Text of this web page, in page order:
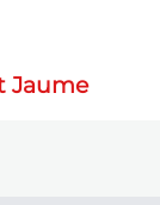
Jaume